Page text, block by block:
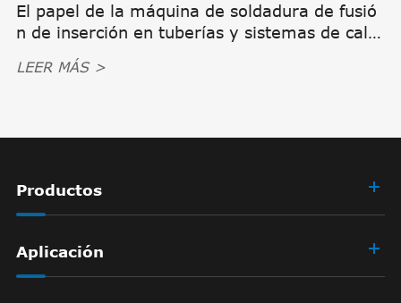
El papel de la máquina de soldadura de fusió
n de inserción en tuberías y sistemas de calef
LEER MÁS >
Productos
Aplicación